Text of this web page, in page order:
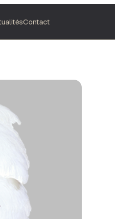
Contact